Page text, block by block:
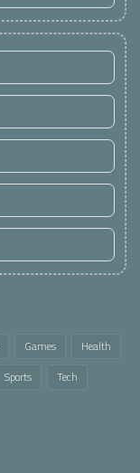
Games
Health
Sports
Tech